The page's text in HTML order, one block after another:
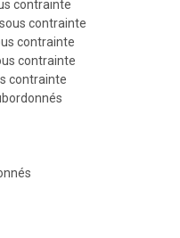
contrainte
contrainte
contrainte
contrainte
contrainte